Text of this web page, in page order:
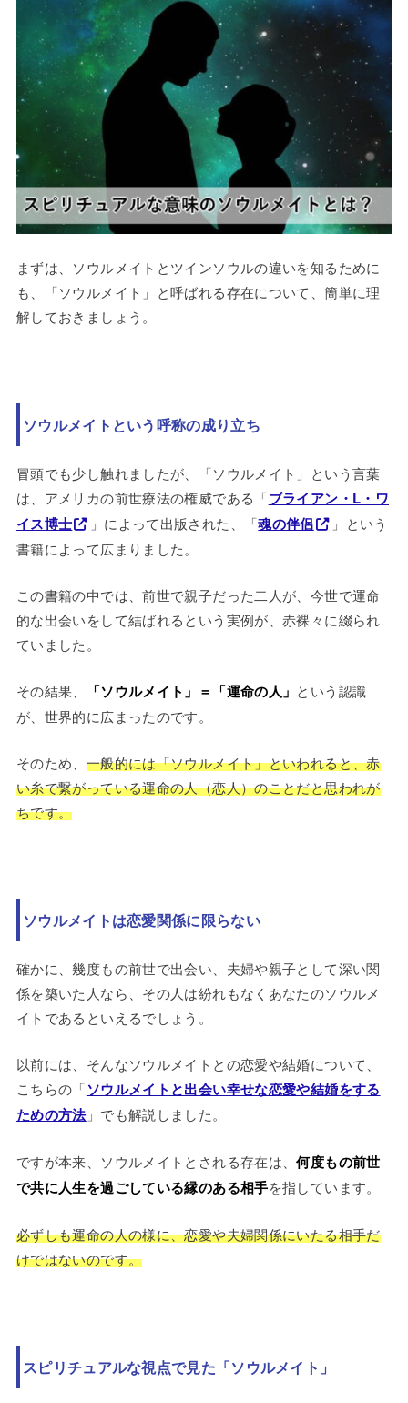
まずは、ソウルメイトとツインソウルの違いを知るために
も、「ソウルメイト」と呼ばれる存在について、簡単に理
解しておきましょう。
ソウルメイトという呼称の成り立ち
冒頭でも少し触れましたが、「ソウルメイト」という言葉
は、アメリカの前世療法の権威である「ブライアン・L・ワ
イス博士
」によって出版された、「魂の伴侶
」という
書籍によって広まりました。
この書籍の中では、前世で親子だった二人が、今世で運命
的な出会いをして結ばれるという実例が、赤裸々に綴られ
ていました。
その結果、 「ソウルメイト」＝「運命の人」 という認識
が、世界的に広まったのです。
そのため、 一般的には「ソウルメイト」といわれると、赤
い糸で繋がっている運命の人（恋人）のことだと思われが
ちです。
ソウルメイトは恋愛関係に限らない
確かに、幾度もの前世で出会い、夫婦や親子として深い関
係を築いた人なら、その人は紛れもなくあなたのソウルメ
イトであるといえるでしょう。
以前には、そんなソウルメイトとの恋愛や結婚について、
こちらの「ソウルメイトと出会い幸せな恋愛や結婚をする
ための方法」でも解説しました。
ですが本来、ソウルメイトとされる存在は、何度もの前世
で共に人生を過ごしている縁のある相手を指しています。
必ずしも運命の人の様に、恋愛や夫婦関係にいたる相手だ
けではないのです。
スピリチュアルな視点で見た「ソウルメイト」